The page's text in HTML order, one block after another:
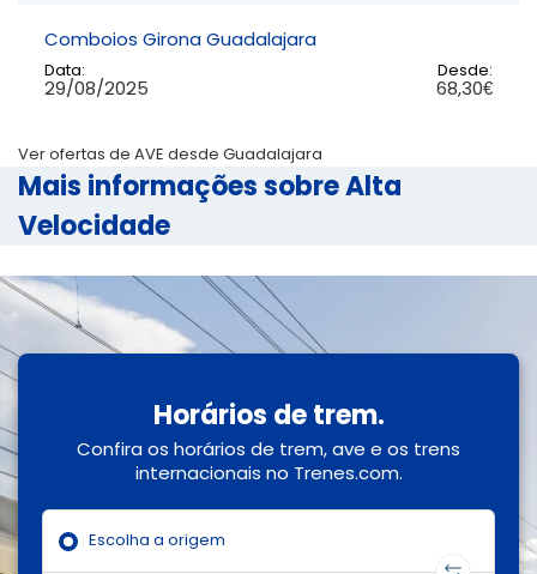
Comboios Girona Guadalajara
Data:
29/08/2025
Desde:
68,30€
Ver ofertas de AVE desde Guadalajara
Mais informações sobre Alta
Velocidade
Horários de trem.
Confira os horários de trem, ave e os trens
internacionais no Trenes.com.